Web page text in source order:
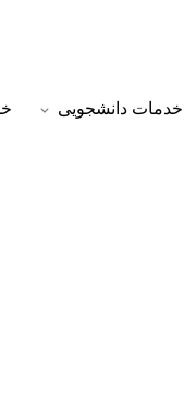
خدمات دانشجویی